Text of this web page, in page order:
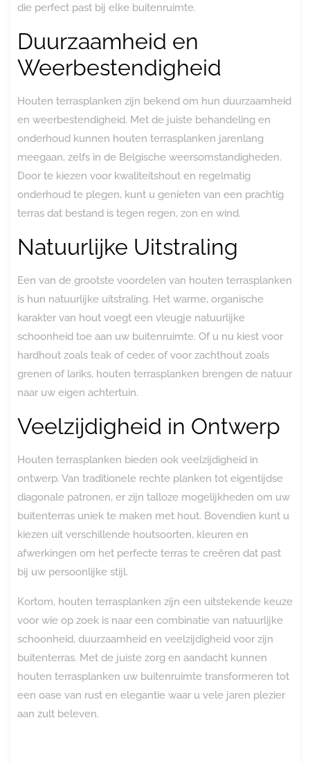
die perfect past bij elke buitenruimte.
Duurzaamheid en
Weerbestendigheid
Houten terrasplanken zijn bekend om hun duurzaamheid
en weerbestendigheid. Met de juiste behandeling en
onderhoud kunnen houten terrasplanken jarenlang
meegaan, zelfs in de Belgische weersomstandigheden.
Door te kiezen voor kwaliteitshout en regelmatig
onderhoud te plegen, kunt u genieten van een prachtig
terras dat bestand is tegen regen, zon en wind.
Natuurlijke Uitstraling
Een van de grootste voordelen van houten terrasplanken
is hun natuurlijke uitstraling. Het warme, organische
karakter van hout voegt een vleugje natuurlijke
schoonheid toe aan uw buitenruimte. Of u nu kiest voor
hardhout zoals teak of ceder, of voor zachthout zoals
grenen of lariks, houten terrasplanken brengen de natuur
naar uw eigen achtertuin.
Veelzijdigheid in Ontwerp
Houten terrasplanken bieden ook veelzijdigheid in
ontwerp. Van traditionele rechte planken tot eigentijdse
diagonale patronen, er zijn talloze mogelijkheden om uw
buitenterras uniek te maken met hout. Bovendien kunt u
kiezen uit verschillende houtsoorten, kleuren en
afwerkingen om het perfecte terras te creëren dat past
bij uw persoonlijke stijl.
Kortom, houten terrasplanken zijn een uitstekende keuze
voor wie op zoek is naar een combinatie van natuurlijke
schoonheid, duurzaamheid en veelzijdigheid voor zijn
buitenterras. Met de juiste zorg en aandacht kunnen
houten terrasplanken uw buitenruimte transformeren tot
een oase van rust en elegantie waar u vele jaren plezier
aan zult beleven.